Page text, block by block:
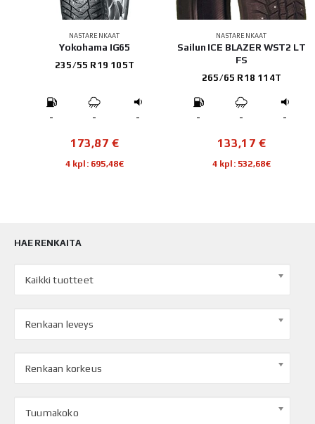
NASTARENKAAT
Yokohama IG65
235/55 R19 105T
- - -
173,87€
4 kpl: 695,48€
NASTARENKAAT
Sailun ICE BLAZER WST2 LT
FS
265/65 R18 114T
- - -
133,17€
4 kpl: 532,68€
HAE RENKAITA
Kaikki tuotteet
Renkaan leveys
Renkaan korkeus
Tuumakoko